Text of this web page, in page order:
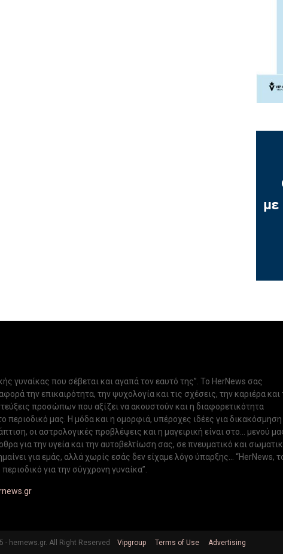
γυναίκας που σέβεται και αγαπά τον εαυτό της”. Το HerNews σας
την επικαιρότητα, την ψυχολογία και τις σχέσεις, την καριέρα και
προσώπων που αξίζει να ακουστούν και η διαφορετικότητα
περιοδικό μας. Η μόδα και η ομορφιά, υπέροχες ιδέες για δικακόσμηση
οι αστρολογικές προβλέψεις και η μαγειρική είναι στο... μενού
για την υγεία και την αυτοβελτίωση σας, σε πνευματικό και
για εμάς, αλλά χωρίς εσάς δεν είχαμε λόγο ύπαρξης... “HerNews,
για την σύγχρονη γυναίκα”.
- hernews.gr. All Right Reserved Vipgroup Terms of Use Advertising